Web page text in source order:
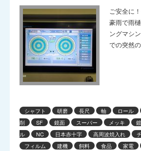
ご安全に
豪雨で雨
ングマシ
での突然
シャフト 研磨 長尺 軸 ロール
削
SF 鏡面 スーパー メッキ
ル
NC 日本赤十字 高周波焼入れ
フィルム
建機 飼料 食品 家電